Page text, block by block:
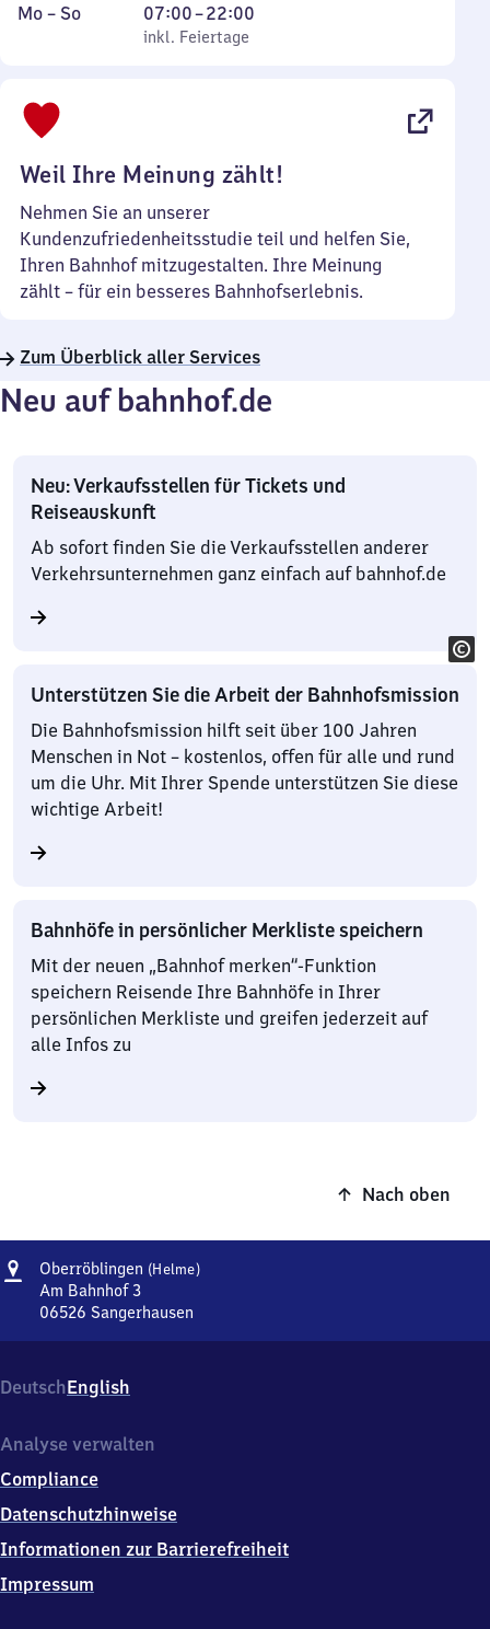
Montag
Mo – So,
inkl. Feiertage
07:00–22:00
Von
7
inkl. Feiertage
Weil Ihre Meinung zählt!
Nehmen Sie an unserer
Kundenzufriedenheitsstudie teil und helfen Sie,
Ihren Bahnhof mitzugestalten. Ihre Meinung
zählt – für ein besseres Bahnhofserlebnis.
Zum Überblick aller Services
Neu auf bahnhof.de
Neu: Verkaufsstellen für Tickets und
Reiseauskunft
Ab sofort finden Sie die Verkaufsstellen anderer
Verkehrsunternehmen ganz einfach auf bahnhof.de
Unterstützen Sie die Arbeit der Bahnhofsmission
Die Bahnhofsmission hilft seit über 100 Jahren
Menschen in Not – kostenlos, offen für alle und rund
um die Uhr. Mit Ihrer Spende unterstützen Sie diese
wichtige Arbeit!
Bahnhöfe in persönlicher Merkliste speichern
Mit der neuen „Bahnhof merken“-Funktion
speichern Reisende Ihre Bahnhöfe in Ihrer
persönlichen Merkliste und greifen jederzeit auf
alle Infos zu
Nach oben
Adresse
Oberröblingen (Helme)Oberröblingen
Am Bahnhof 3
06526 Sangerhausen
Am
Bahnhof
0
5
2
Sangerhausen
DeutschEnglish
Analyse verwalten
Compliance
Datenschutzhinweise
Informationen zur Barrierefreiheit
Impressum